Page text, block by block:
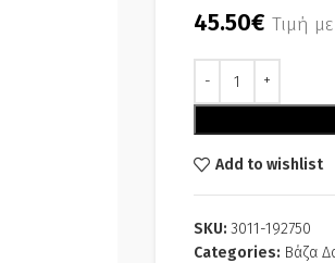
45.50€ Τιμή
Add to wishlist
SKU: 3011-192750
Categories: Βάζα